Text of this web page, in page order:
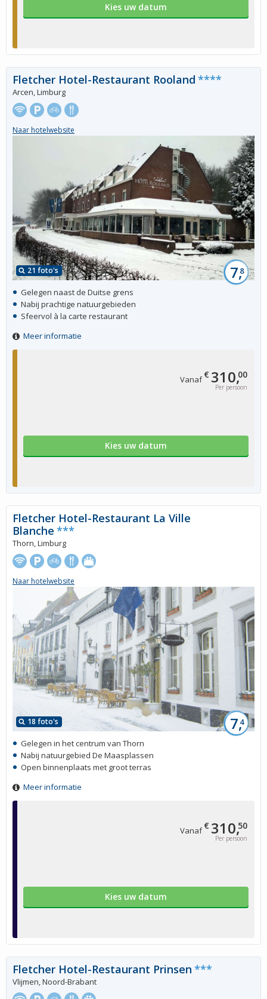
Kies uw datum
Vanaf€ 310,00
Per persoon
Kies uw datum
21 foto's 7,8
Fletcher Hotel-Restaurant Rooland ****
Arcen, Limburg
Naar hotelwebsite
Gelegen naast de Duitse grens
Nabij prachtige natuurgebieden
Sfeervol à la carte restaurant
Meer informatie
Vanaf€ 310,50
Per persoon
Kies uw datum
18 foto's 7,4
Fletcher Hotel-Restaurant La Ville
Blanche ***
Thorn, Limburg
Naar hotelwebsite
Gelegen in het centrum van Thorn
Nabij natuurgebied De Maasplassen
Open binnenplaats met groot terras
Meer informatie
Fletcher Hotel-Restaurant Prinsen ***
Vlijmen, Noord-Brabant